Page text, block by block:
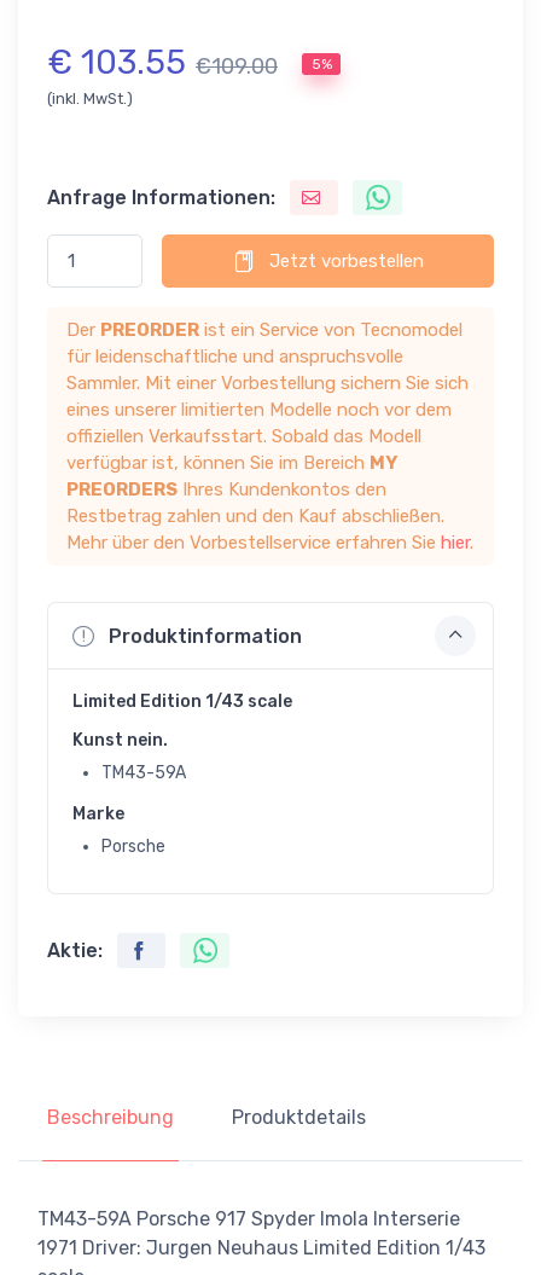
€ 103.55 €109.00 5%
(inkl. MwSt.)
Anfrage Informationen:
Jetzt vorbestellen
Der PREORDER ist ein Service von Tecnomodel
für leidenschaftliche und anspruchsvolle
Sammler. Mit einer Vorbestellung sichern Sie sich
eines unserer limitierten Modelle noch vor dem
offiziellen Verkaufsstart. Sobald das Modell
verfügbar ist, können Sie im Bereich MY
PREORDERS Ihres Kundenkontos den
Restbetrag zahlen und den Kauf abschließen.
Mehr über den Vorbestellservice erfahren Sie hier.
Produktinformation
Limited Edition 1/43 scale
Kunst nein.
TM43-59A
Marke
Porsche
Aktie:
Beschreibung Produktdetails
TM43-59A Porsche 917 Spyder Imola Interserie
1971 Driver: Jurgen Neuhaus Limited Edition 1/43